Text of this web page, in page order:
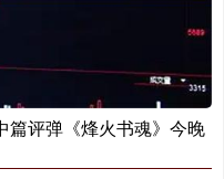
评弹《烽火书魂》今晚